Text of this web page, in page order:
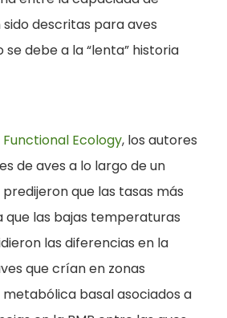
descritas para aves
debe a la “lenta” historia
Ecology, los autores
de aves a lo largo de un
que las tasas más
que las bajas temperaturas
las diferencias en la
que crían en zonas
basal asociados a